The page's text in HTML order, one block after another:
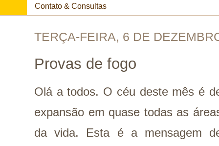
Contato & Consultas
TERÇA-FEIRA, 6 DE
Provas de fogo
Olá a todos. O céu deste mês é
expansão em quase todas as
da vida. Esta é a mensagem